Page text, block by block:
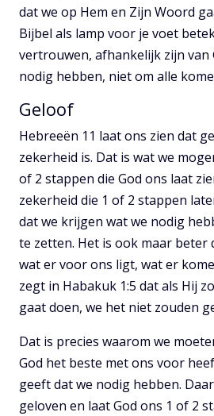
dat we op Hem en Zijn Woord
Bijbel als lamp voor je voet
vertrouwen, afhankelijk zijn van
nodig hebben, niet om alle
Geloof
Hebreeën 11 laat ons zien dat
zekerheid is. Dat is wat we
of 2 stappen die God ons laat
zekerheid die 1 of 2 stappen
dat we krijgen wat we nodig
te zetten. Het is ook maar beter
wat er voor ons ligt, wat er
zegt in Habakuk 1:5 dat als Hij
gaat doen, we het niet zouden
Dat is precies waarom we
God het beste met ons voor
geeft dat we nodig hebben.
geloven en laat God ons 1 of 2